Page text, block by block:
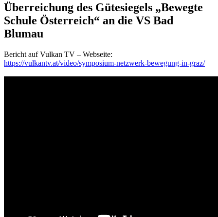
Überreichung des Gütesiegels „Bewegte
Schule Österreich“ an die VS Bad
Blumau
Bericht auf Vulkan TV – Webseite:
https://vulkantv.at/video/symposium-netzwerk-bewegung-in-graz/